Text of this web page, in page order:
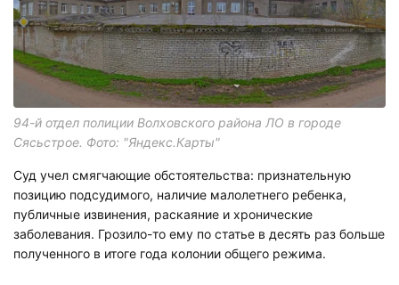
94-й отдел полиции Волховского района ЛО в городе
Сясьстрое. Фото: "Яндекс.Карты"
Суд учел смягчающие обстоятельства: признательную
позицию подсудимого, наличие малолетнего ребенка,
публичные извинения, раскаяние и хронические
заболевания. Грозило-то ему по статье в десять раз больше
полученного в итоге года колонии общего режима.